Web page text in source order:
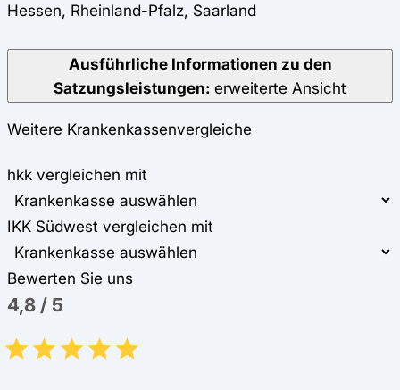
Hessen, Rheinland-Pfalz, Saarland
Ausführliche Informationen zu den
Satzungsleistungen: erweiterte Ansicht
Weitere Krankenkassenvergleiche
hkk vergleichen mit
IKK Südwest vergleichen mit
Bewerten Sie uns
4,8 / 5